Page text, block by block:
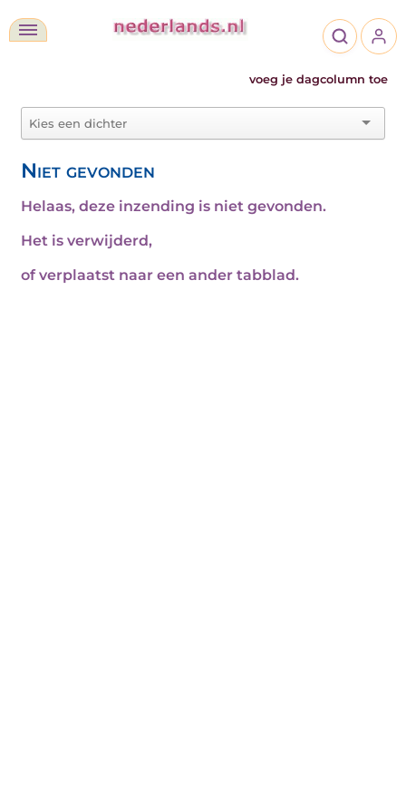
voeg je dagcolumn toe
Niet gevonden
Helaas, deze inzending is niet gevonden.
Het is verwijderd,
of verplaatst naar een ander tabblad.